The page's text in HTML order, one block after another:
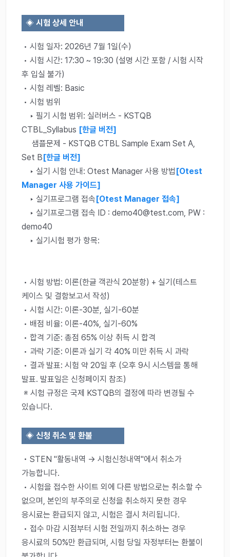
◈시험 상세 안내
• 시험 일자: 2026년 7월 1일(수)
• 시험 시간: 17:30 ~ 19:30 (설명 시간 포함 / 시험 시작
후 입실 불가)
• 시험 레벨: Basic
• 시험 범위
‣ 필기 시험 범위: 실러버스 - KSTQB
CTBL_Syllabus [한글 버전]
샘플문제 - KSTQB CTBL Sample Exam Set A,
Set B [한글 버전]
‣ 실기 시험 안내: Otest Manager 사용 방법 [Otest
Manager 사용 가이드]
‣ 실기프로그램 접속 [Otest Manager 접속]
‣ 실기프로그램 접속 ID : demo40@test.com, PW :
demo40
‣ 실기시험 평가 항목:
• 시험 방법: 이론(한글 객관식 20분항) + 실기(테스트
케이스 및 결함보고서 작성)
• 시험 시간: 이론-30분, 실기-60분
• 배점 비율: 이론-40%, 실기-60%
• 합격 기준: 총점 65% 이상 취득 시 합격
• 과락 기준: 이론과 실기 각 40% 미만 취득 시 과락
• 결과 발표: 시험 약 20일 후 (오후 9시 시스템을 통해
발표. 발표일은 신청페이지 참조)
※ 시험 규정은 국제 KSTQB의 결정에 따라 변경될 수
있습니다.
◈ 신청 취소 및 환불
• STEN "활동내역 → 시험신청내역"에서 취소가
가능합니다.
• 시험을 접수한 사이트 외에 다른 방법으로는 취소할 수
없으며, 본인의 부주의로 신청을 취소하지 못한 경우
응시료는 환급되지 않고, 시험은 결시 처리됩니다.
• 접수 마감 시점부터 시험 전일까지 취소하는 경우
응시료의 50%만 환급되며, 시험 당일 자정부터는 환불이